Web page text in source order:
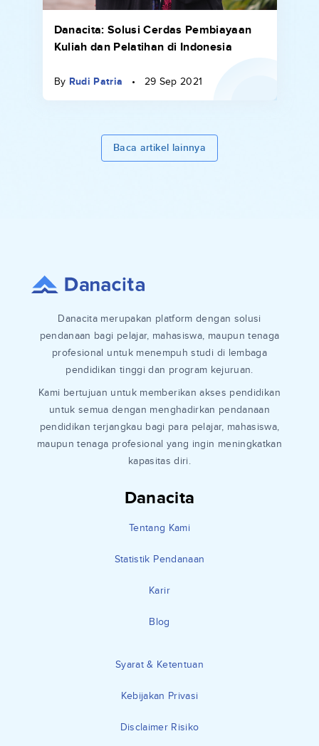
Danacita: Solusi Cerdas Pembiayaan
Kuliah dan Pelatihan di Indonesia
By Rudi Patria • 29 Sep 2021
Baca artikel lainnya
Danacita
Tentang Kami
Statistik Pendanaan
Karir
Blog
Syarat & Ketentuan
Kebijakan Privasi
Disclaimer Risiko
Danacita merupakan platform dengan solusi
pendanaan bagi pelajar, mahasiswa, maupun tenaga
profesional untuk menempuh studi di lembaga
pendidikan tinggi dan program kejuruan.
Kami bertujuan untuk memberikan akses pendidikan
untuk semua dengan menghadirkan pendanaan
pendidikan terjangkau bagi para pelajar, mahasiswa,
maupun tenaga profesional yang ingin meningkatkan
kapasitas diri.